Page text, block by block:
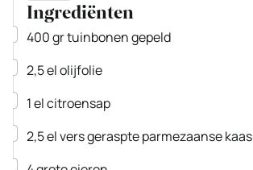
Ingrediënten
▢
400grtuinbonengepeld
▢
2,5elolijfolie
▢
1elcitroensap
▢
2,5elvers geraspte parmezaanse kaas
▢